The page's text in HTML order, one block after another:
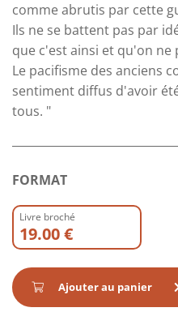
comme abrutis par cette
Ils ne se battent pas par
que c'est ainsi et qu'on
Le pacifisme des anciens
sentiment diffus d'avoir
tous. "
FORMAT
Livre broché
19.00 €
Ajouter au panier